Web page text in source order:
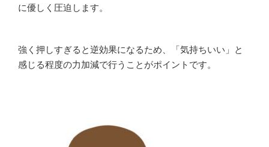
に優しく圧迫します。
強く押しすぎると逆効果になるため、「気持ちいい」と
感じる程度の力加減で行うことがポイントです。